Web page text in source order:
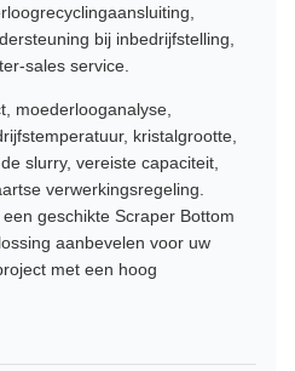
bij inbedrijfstelling,
sales service.
moederlooganalyse,
kristalgrootte,
slurry, vereiste capaciteit,
verwerkingsregeling.
geschikte Scraper Bottom
aanbevelen voor uw
met een hoog